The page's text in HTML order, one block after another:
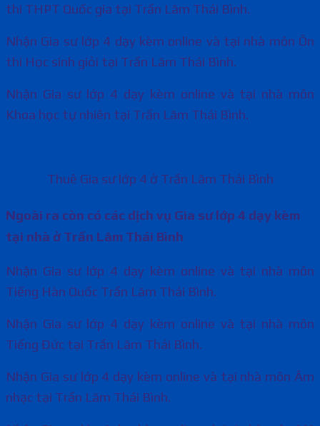
thi THPT Quốc gia tại Trần Lãm Thái Bình.
Nhận Gia sư lớp 4 dạy kèm online và tại nhà môn Ôn
thi Học sinh giỏi tại Trần Lãm Thái Bình.
Nhận Gia sư lớp 4 dạy kèm online và tại nhà môn
Khoa học tự nhiên tại Trần Lãm Thái Bình.
Thuê Gia sư lớp 4 ở Trần Lãm Thái Bình
Ngoài ra còn có các dịch vụ Gia sư lớp 4 dạy kèm
tại nhà ở Trần Lãm Thái Bình
Nhận Gia sư lớp 4 dạy kèm online và tại nhà môn
Tiếng Hàn Quốc Trần Lãm Thái Bình.
Nhận Gia sư lớp 4 dạy kèm online và tại nhà môn
Tiếng Đức tại Trần Lãm Thái Bình.
Nhận Gia sư lớp 4 dạy kèm online và tại nhà môn Âm
nhạc tại Trần Lãm Thái Bình.